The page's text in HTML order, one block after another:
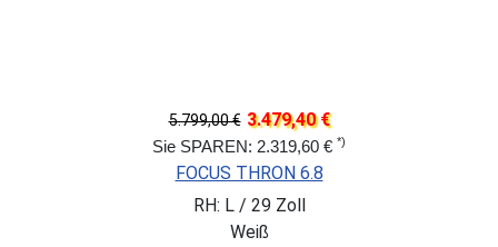
5.799,00 € 3.479,40 €
Sie SPAREN: 2.319,60 € *)
FOCUS THRON 6.8
RH: L / 29 Zoll
Weiß